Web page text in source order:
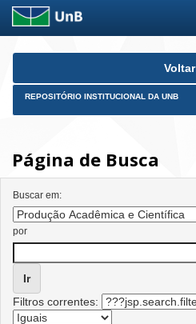
Skip
Voltar
REPOSITÓRIO INSTITUCIONAL DA UNB
Página de Busca
Buscar em:
por
Filtros correntes: